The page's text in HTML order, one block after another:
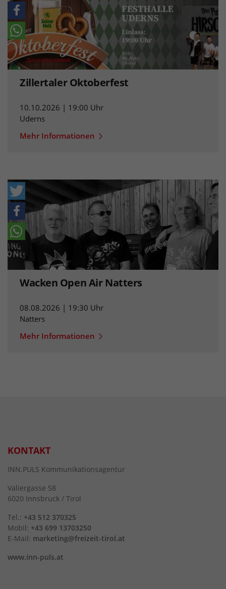
Zillertaler Oktoberfest
10.10.2026 | 19:00 Uhr
Uderns
Mehr Informationen
Wacken Open Air Natters
08.08.2026 | 19:30 Uhr
Natters
Mehr Informationen
KONTAKT
INN.PULS Kommunikationsagentur
Valiergasse 58
6020 Innsbruck / Tirol
Tel.: +43 512 370325
Mobil: +43 699 13703250
E-Mail: marketing@freizeit-tirol.at
www.inn-puls.at